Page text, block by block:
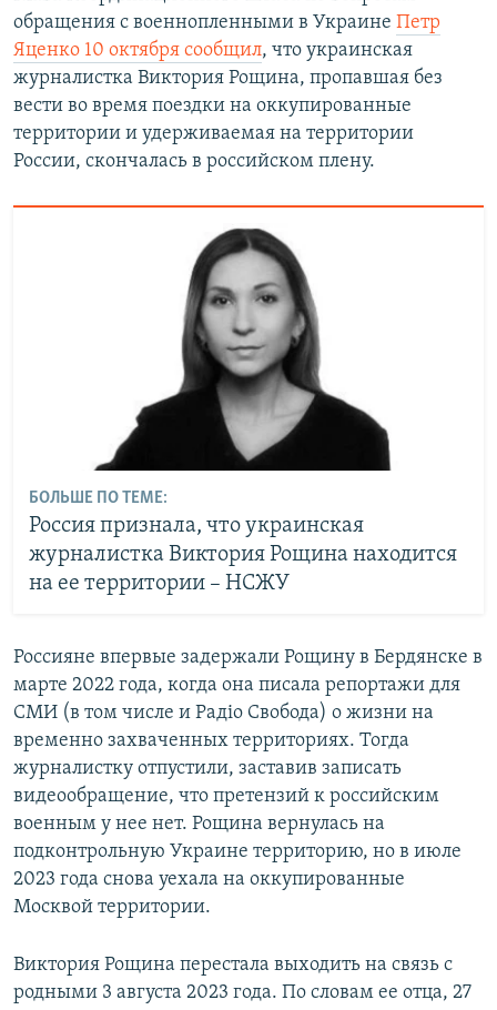
обращения с военнопленными в Украине Петр
Яценко 10 октября сообщил, что украинская
журналистка Виктория Рощина, пропавшая без
вести во время поездки на оккупированные
территории и удерживаемая на территории
России, скончалась в российском плену.
БОЛЬШЕ ПО ТЕМЕ:
Россия признала, что украинская
журналистка Виктория Рощина находится
на ее территории – НСЖУ
Россияне впервые задержали Рощину в Бердянске в
марте 2022 года, когда она писала репортажи для
СМИ (в том числе и Радіо Свобода) о жизни на
временно захваченных территориях. Тогда
журналистку отпустили, заставив записать
видеообращение, что претензий к российским
военным у нее нет. Рощина вернулась на
подконтрольную Украине территорию, но в июле
2023 года снова уехала на оккупированные
Москвой территории.
Виктория Рощина перестала выходить на связь с
родными 3 августа 2023 года. По словам ее отца, 27